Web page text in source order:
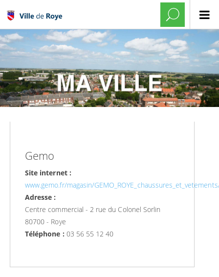
Gemo
Site internet :
www.gemo.fr/magasin/
Adresse :
Centre commercial - 2 rue du Colonel Sorlin
80700 - Roye
Téléphone : 03 56 55 12 40